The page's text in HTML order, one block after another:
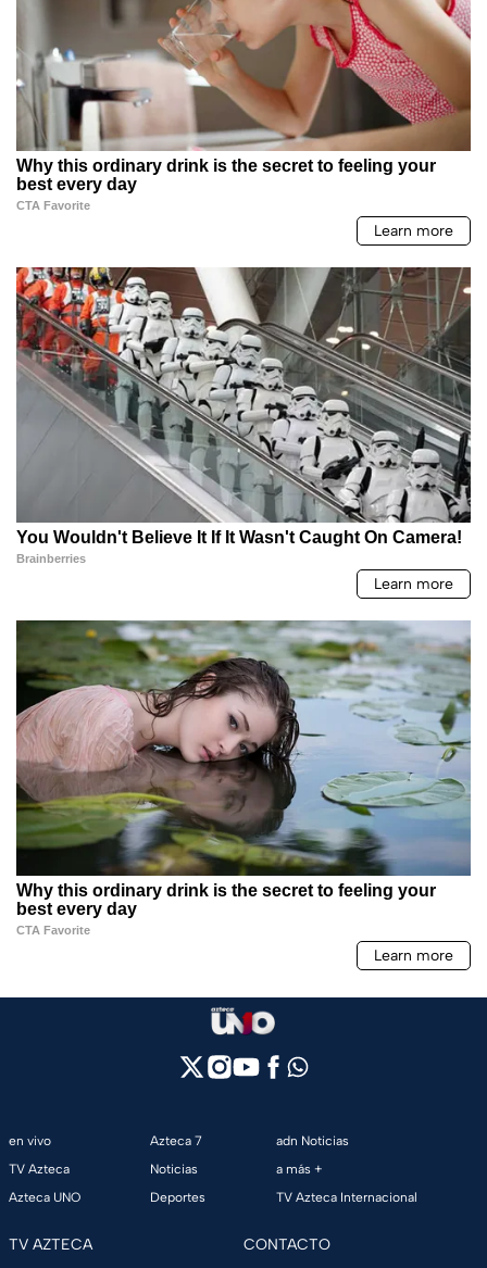
en vivo
TV Azteca
Azteca UNO
Azteca 7
Noticias
Deportes
adn Noticias
a más +
TV Azteca Internacional
TV AZTECA CONTACTO